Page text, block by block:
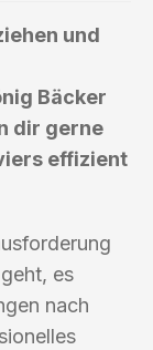
und
Bäcker
dir gerne
effizient
es
nach